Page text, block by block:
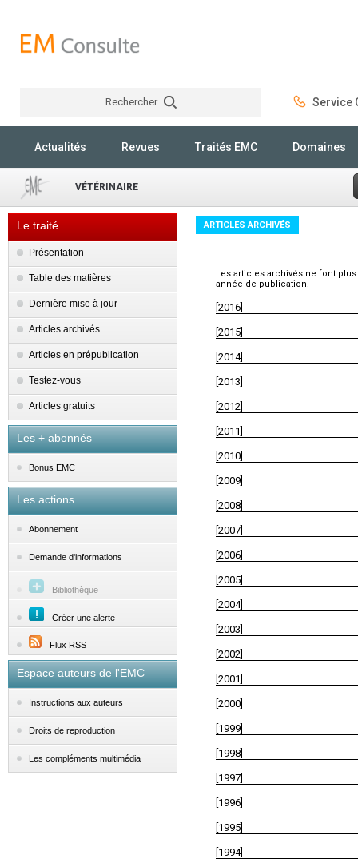
Rechercher Service
Actualités Revues Traités EMC Domaines
VÉTÉRINAIRE
Le traité
Présentation
Table des matières
Dernière mise à jour
Articles archivés
Articles en prépublication
Testez-vous
Articles gratuits
Les + abonnés
Bonus EMC
Les actions
Abonnement
Demande d'informations
Bibliothèque
Créer une alerte
Flux RSS
Espace auteurs de l'EMC
Instructions aux auteurs
Droits de reproduction
Les compléments multimédia
ARTICLES ARCHIVÉS
Les articles archivés ne font
année de publication.
[2016]
[2015]
[2014]
[2013]
[2012]
[2011]
[2010]
[2009]
[2008]
[2007]
[2006]
[2005]
[2004]
[2003]
[2002]
[2001]
[2000]
[1999]
[1998]
[1997]
[1996]
[1995]
[1994]